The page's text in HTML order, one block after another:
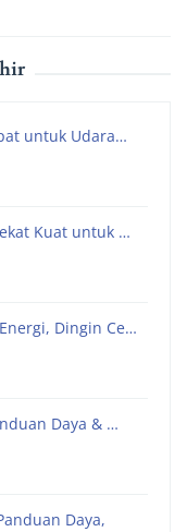
untuk Udara…
Kuat untuk …
Dingin Ce…
Daya & …
Daya,